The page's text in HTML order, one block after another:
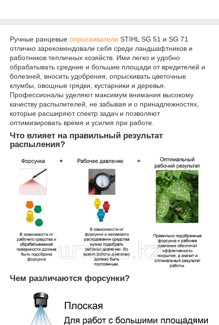
Ручные ранцевые опрыскиватели STIHL SG 51 и SG 71
отлично зарекомендовали себя среди ландшафтников и
работников тепличных хозяйств. Ими легко и удобно
обрабатывать средние и большие площади от вредителей и
болезней, вносить удобрения, опрыскивать цветочные
клумбы, овощные грядки, кустарники и деревья.
Профессионалы уделяют максимум внимания высокому
качеству распылителей, не забывая и о принадлежностях,
которые расширяют спектр задач и позволяют
оптимизировать время и усилия при работе.
Что влияет на правильный результат
распыления?
Чем различаются форсунки?